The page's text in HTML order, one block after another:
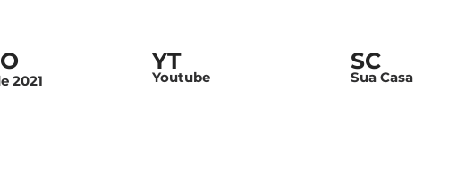
2021
YT
Youtube Sua Casa
SC